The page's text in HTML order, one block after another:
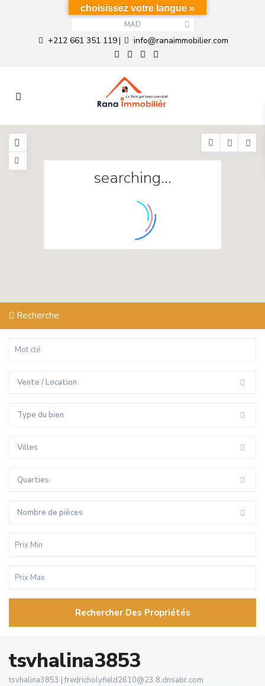
MAD
+212 661 351 119| info@ranaimmobilier.com
searching...
Recherche
Vente / Location
Type du bien
Villes
Quarties
Nombre de pièces
Rechercher Des Propriétés
tsvhalina3853
tsvhalina3853 |fredricholyfield2610@23.8.dnsabr.com
choisissez votre langue »